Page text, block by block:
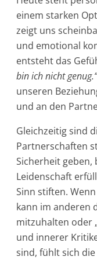
einem starken
zeigt uns
und emotional
entsteht das
bin ich nicht genug.“
unseren
und an den
Gleichzeitig sind
Partnerschaften
Sicherheit geben,
Leidenschaft
Sinn stiften.
kann im anderen
mitzuhalten oder
und innerer
sind, fühlt sich